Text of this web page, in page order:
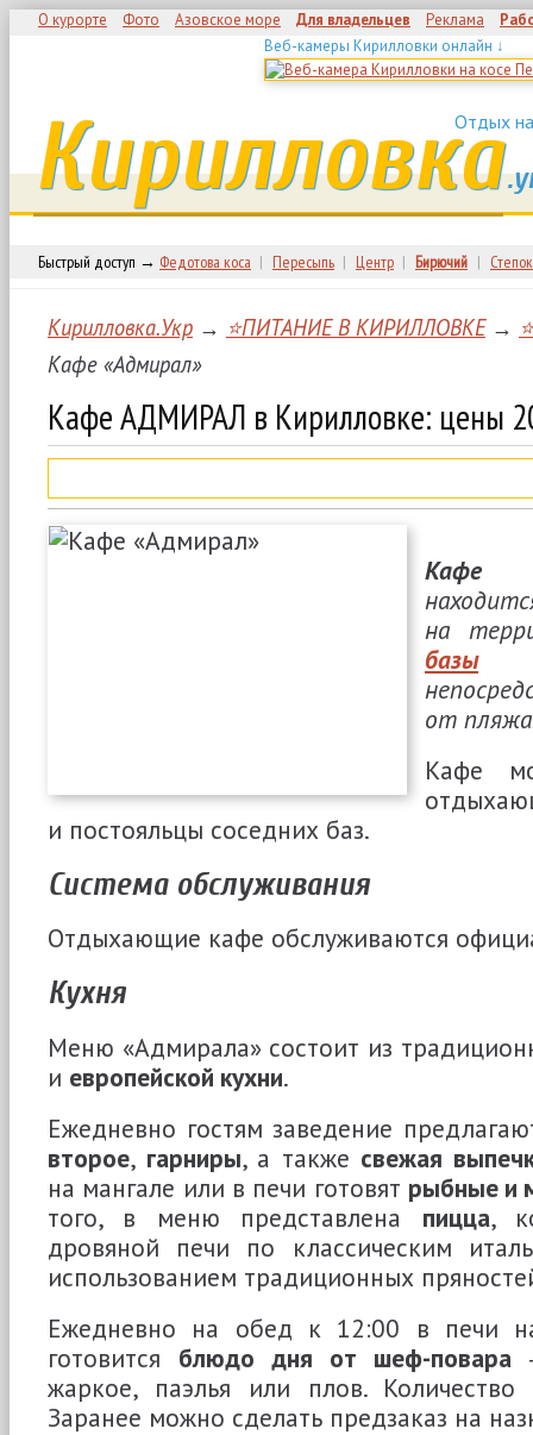
О курорте Фото Азовское море Для владельцев Реклама
Веб-камеры Кирилловки онлайн ↓
Отдых
Кирилловка
Быстрый доступ → Федотова коса | Пересыпь | Центр | Бирючий | Степок
Кирилловка.Укр → ⭐ПИТАНИЕ В КИРИЛЛОВКЕ →
Кафе «Адмирал»
Кафе АДМИРАЛ в Кирилловке: цены
Кафе
на
базы
от
Кафе
и постояльцы соседних баз.
Система обслуживания
Отдыхающие кафе обслуживаются
Кухня
Меню «Адмирала» состоит из
и европейской кухни.
Ежедневно гостям заведение
второе, гарниры, а также свежая
на мангале или в печи готовят рыбные и
того, в меню представлена пицца,
дровяной печи по классическим
использованием традиционных
Ежедневно на обед к 12:00 в печи
готовится блюдо дня от шеф-повара
жаркое, паэлья или плов. Количество
Заранее можно сделать предзаказ на